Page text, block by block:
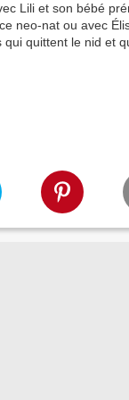
Lili et son bébé
neo-nat ou avec
quittent le nid et